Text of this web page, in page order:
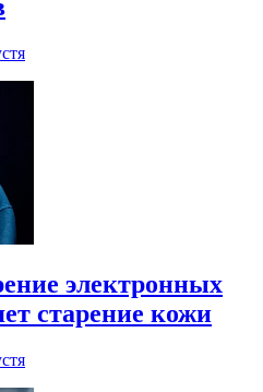
электронных
старение кожи